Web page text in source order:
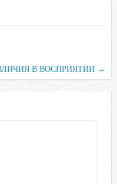
В ВОСПРИЯТИИ →